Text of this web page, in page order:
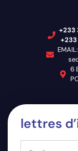
+233
+233
6
lettres